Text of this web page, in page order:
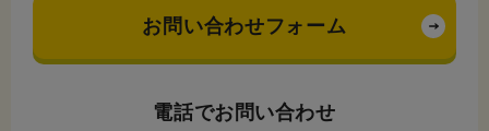
お問い合わせフォーム
電話でお問い合わせ